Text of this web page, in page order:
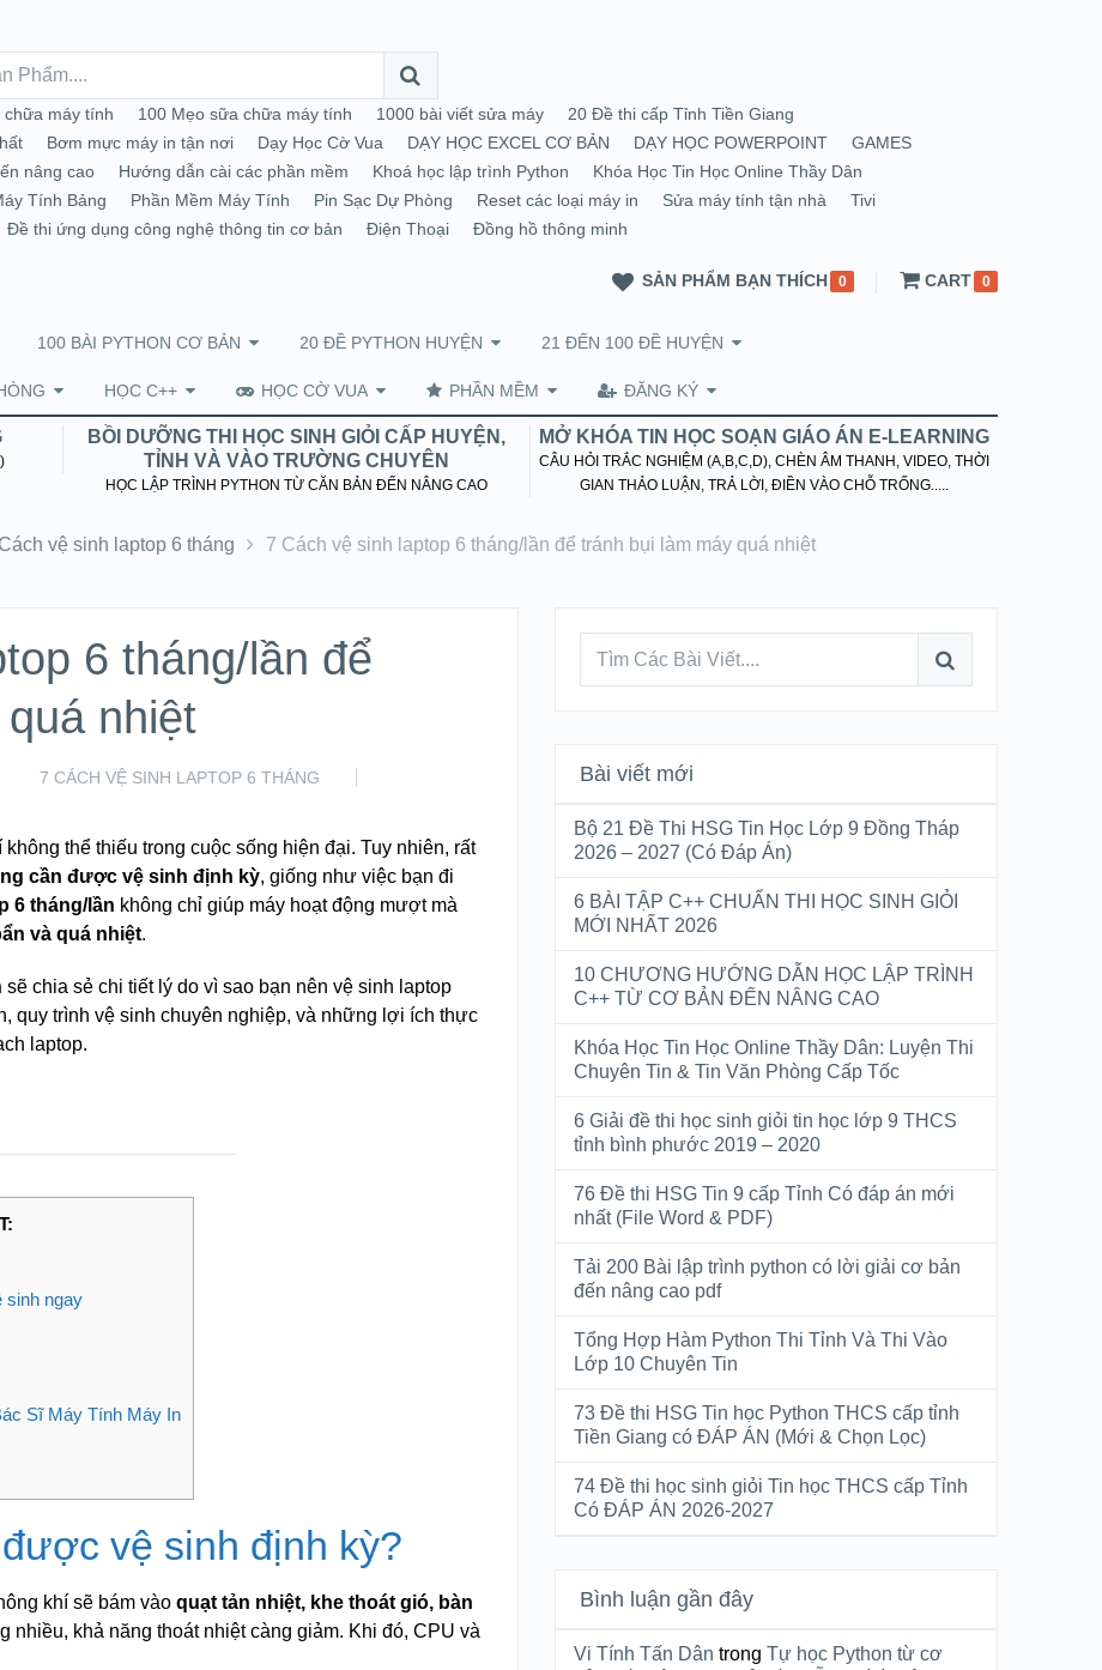
chữa máy tính 100 Mẹo sữa chữa máy tính 1000 bài viết sửa máy
20 Đề thi cấp Tỉnh Tiền Giang
Bơm mực máy in tận nơi Dạy Học Cờ Vua DẠY HỌC EXCEL CƠ BẢN DẠY HỌC POWERPOINT
GAMES
nâng cao Hướng dẫn cài các phần mềm Khoá học lập trình Python
Khóa Học Tin Học Online Thầy Dân
Tính Bảng Phần Mềm Máy Tính Pin Sạc Dự Phòng Reset các loại máy in Sửa máy tính tận nhà
Tivi
Đề thi ứng dụng công nghệ thông tin cơ bản Điện Thoại Đồng hồ thông minh
SẢN PHẨM BẠN THÍCH 0 CART 0
100 BÀI PYTHON CƠ BẢN 20 ĐỀ PYTHON HUYỆN 21 ĐẾN 100 ĐỀ HUYỆN
HỌC C++ HỌC CỜ VUA PHẦN MỀM ĐĂNG KÝ
BỒI DƯỠNG THI HỌC SINH GIỎI CẤP HUYỆN,
TỈNH VÀ VÀO TRƯỜNG CHUYÊN
HỌC LẬP TRÌNH PYTHON TỪ CĂN BẢN ĐẾN NÂNG CAO
MỞ KHÓA TIN HỌC SOẠN GIÁO ÁN E-LEARNING
CÂU HỎI TRẮC NGHIỆM (A,B,C,D), CHÈN ÂM THANH, VIDEO, THỜI
GIAN THẢO LUẬN, TRẢ LỜI, ĐIỀN VÀO CHỖ TRỐNG.....
vệ sinh laptop 6 tháng 7 Cách vệ sinh laptop 6 tháng/lần để tránh bụi làm máy quá nhiệt
6 tháng/lần để
nhiệt
7 CÁCH VỆ SINH LAPTOP 6 THÁNG
thể thiếu trong cuộc sống hiện đại. Tuy nhiên, rất
cần được vệ sinh định kỳ, giống như việc bạn đi
6 tháng/lần không chỉ giúp máy hoạt động mượt mà
và quá nhiệt.
sẽ chia sẻ chi tiết lý do vì sao bạn nên vệ sinh laptop
quy trình vệ sinh chuyên nghiệp, và những lợi ích thực
laptop.
sinh ngay
Sĩ Máy Tính Máy In
vệ sinh định kỳ?
khí sẽ bám vào quạt tản nhiệt, khe thoát gió, bàn
nhiều, khả năng thoát nhiệt càng giảm. Khi đó, CPU và
Bài viết mới
Bộ 21 Đề Thi HSG Tin Học Lớp 9 Đồng Tháp
2026 – 2027 (Có Đáp Án)
6 BÀI TẬP C++ CHUẨN THI HỌC SINH GIỎI
MỚI NHẤT 2026
10 CHƯƠNG HƯỚNG DẪN HỌC LẬP TRÌNH
C++ TỪ CƠ BẢN ĐẾN NÂNG CAO
Khóa Học Tin Học Online Thầy Dân: Luyện Thi
Chuyên Tin & Tin Văn Phòng Cấp Tốc
6 Giải đề thi học sinh giỏi tin học lớp 9 THCS
tỉnh bình phước 2019 – 2020
76 Đề thi HSG Tin 9 cấp Tỉnh Có đáp án mới
nhất (File Word & PDF)
Tải 200 Bài lập trình python có lời giải cơ bản
đến nâng cao pdf
Tổng Hợp Hàm Python Thi Tỉnh Và Thi Vào
Lớp 10 Chuyên Tin
73 Đề thi HSG Tin học Python THCS cấp tỉnh
Tiền Giang có ĐÁP ÁN (Mới & Chọn Lọc)
74 Đề thi học sinh giỏi Tin học THCS cấp Tỉnh
Có ĐÁP ÁN 2026-2027
Bình luận gần đây
Vi Tính Tấn Dân trongTự học Python từ cơ